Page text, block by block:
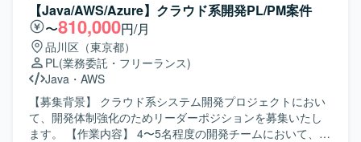
【Java/AWS/Azure】クラウド系開発PL/PM案件
〜810,000円/月
品川区（東京都）
PL(業務委託・フリーランス)
Java ・ AWS
【募集背景】 クラウド系システム開発プロジェクトにおい
て、開発体制強化のためリーダーポジションを募集いたし
ます。 【作業内容】 4〜5名程度の開発チームにおいて、上